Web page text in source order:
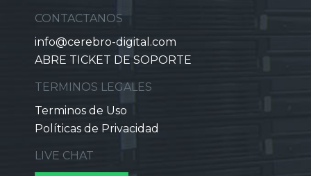
CONTACTANOS
info@cerebro-digital.com
ABRE TICKET DE SOPORTE
TERMINOS LEGALES
Terminos de Uso
Políticas de Privacidad
LIVE CHAT